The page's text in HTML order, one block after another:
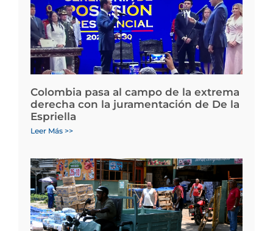
Colombia pasa al campo de la extrema
derecha con la juramentación de De la
Espriella
Leer Más >>